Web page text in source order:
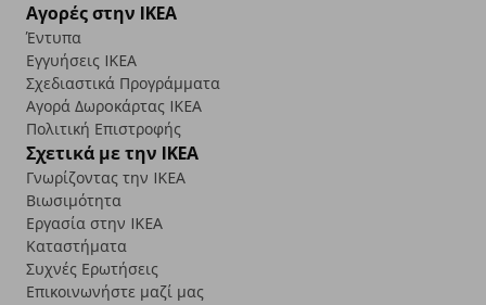
Αγορές στην IKEA
Έντυπα
Εγγυήσεις IKEA
Σχεδιαστικά Προγράμματα
Αγορά Δωρoκάρτας IKEA
Πολιτική Επιστροφής
Σχετικά με την IKEA
Γνωρίζοντας την IKEA
Βιωσιμότητα
Εργασία στην IKEA
Καταστήματα
Συχνές Ερωτήσεις
Επικοινωνήστε μαζί μας